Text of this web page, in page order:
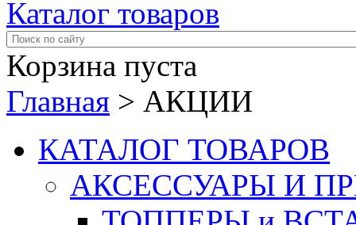
Каталог товаров
Корзина пуста
Главная > АКЦИИ
КАТАЛОГ ТОВАРОВ
АКСЕССУАРЫ И